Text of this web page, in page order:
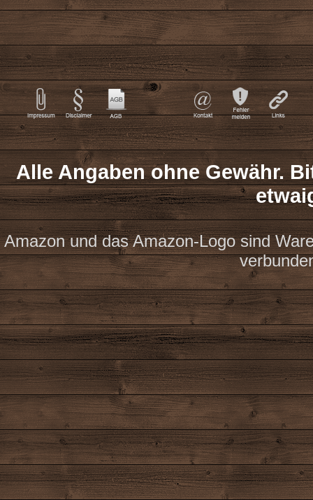
Alle Angaben ohne Gewähr.
Amazon und das Amazon-Logo sind